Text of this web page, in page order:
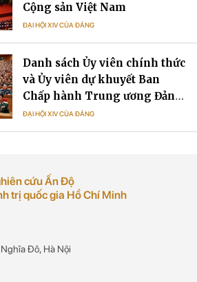
Cộng sản Việt Nam
ĐẠI HỘI XIV CỦA ĐẢNG
Danh sách Ủy viên chính thức
và Ủy viên dự khuyết Ban
Chấp hành Trung ương Đảng
khóa XIV
ĐẠI HỘI XIV CỦA ĐẢNG
cứu Ấn Độ
trị quốc gia Hồ Chí Minh
Đô, Hà Nội